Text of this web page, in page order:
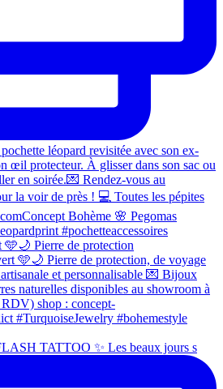
🩵🌙 Pierre de protection
TATTOO ✨ Les beaux jours s